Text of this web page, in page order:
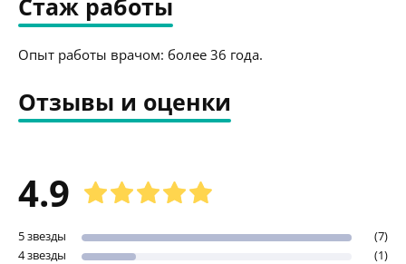
Опыт работы врачом: более 36 года.
Отзывы и оценки
4.9
5 звезды
(7)
4 звезды
(1)